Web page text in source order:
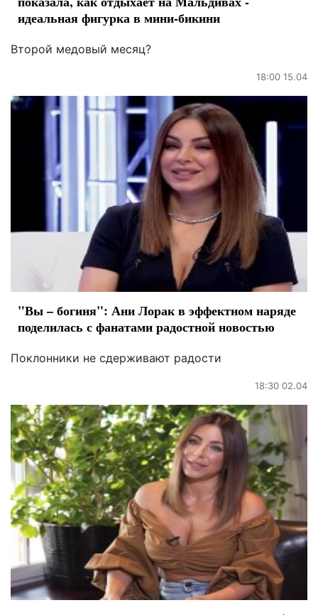
идеальная фигурка в мини-бикини
Второй медовый месяц?
18:00 15.04
"Вы – богиня": Ани Лорак в эффектном наряде
поделилась с фанатами радостной новостью
Поклонники не сдерживают радости
18:30 02.04